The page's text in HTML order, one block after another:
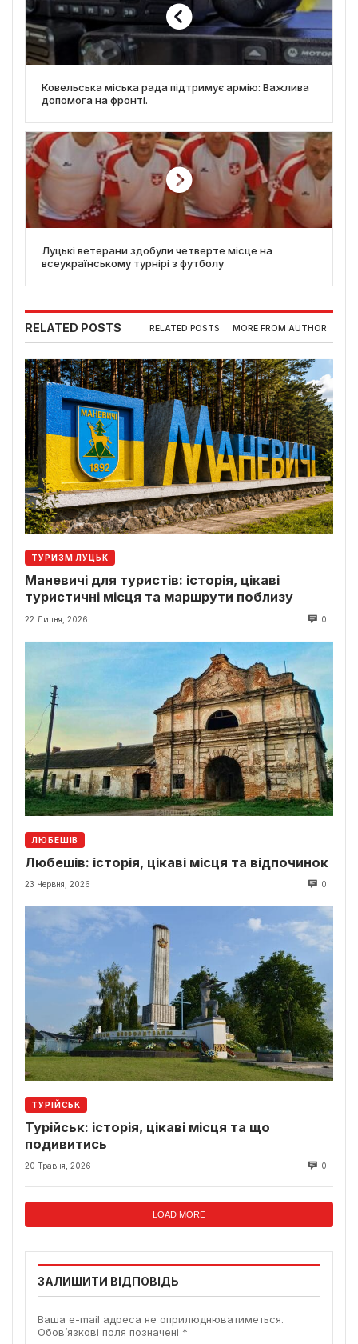
Ковельська міська рада підтримує армію: Важлива
допомога на фронті.
Луцькі ветерани здобули четверте місце на
всеукраїнському турнірі з футболу
RELATED POSTS RELATED POSTS MORE FROM AUTHOR
ТУРИЗМ ЛУЦЬК
Маневичі для туристів: історія, цікаві
туристичні місця та маршрути поблизу
22 Липня, 2026 0
ЛЮБЕШІВ
Любешів: історія, цікаві місця та відпочинок
23 Червня, 2026 0
ТУРІЙСЬК
Турійськ: історія, цікаві місця та що
подивитись
20 Травня, 2026 0
LOAD MORE
ЗАЛИШИТИ ВІДПОВІДЬ
Ваша e-mail адреса не оприлюднюватиметься.
Обов’язкові поля позначені *